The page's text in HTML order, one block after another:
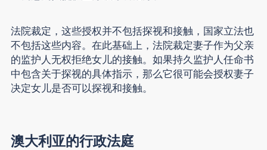
法院裁定，这些授权并不包括探视和接触，国家立法也
不包括这些内容。在此基础上，法院裁定妻子作为父亲
的监护人无权拒绝女儿的接触。如果持久监护人任命书
中包含关于探视的具体指示，那么它很可能会授权妻子
决定女儿是否可以探视和接触。
澳大利亚的行政法庭